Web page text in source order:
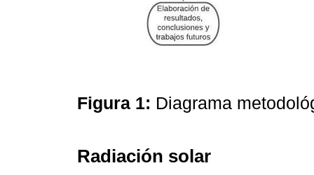
Figura 1: Diagrama
Radiación solar